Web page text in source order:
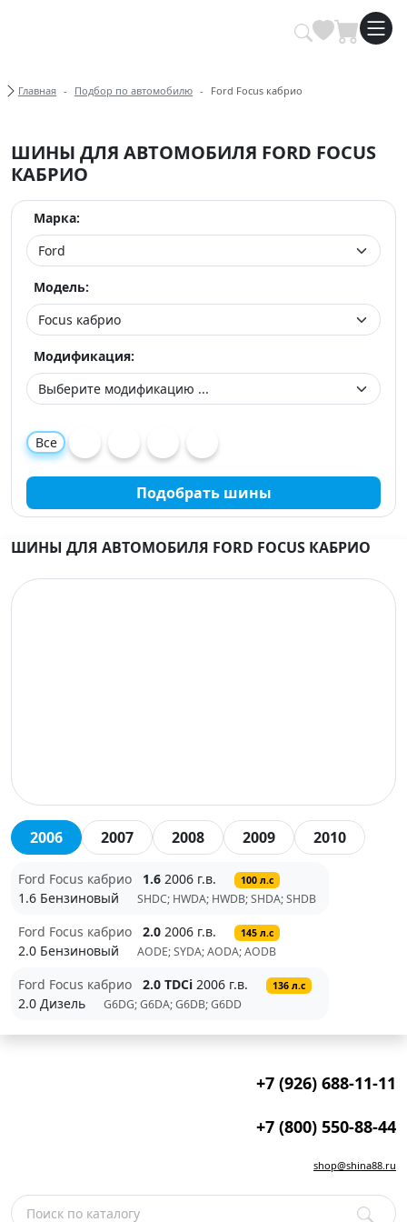
Купить автомобильные шины
Хлебные крошки
Главная Подбор по автомобилю Ford Focus кабрио
ШИНЫ ДЛЯ АВТОМОБИЛЯ FORD FOCUS
КАБРИО
Марка:
Модель:
Модификация:
Все
Подобрать шины
ШИНЫ ДЛЯ АВТОМОБИЛЯ FORD FOCUS КАБРИО
2006 2007 2008 2009 2010
Ford Focus кабрио 1.6 2006 г.в. 100 л.с
1.6 Бензиновый SHDC; HWDA; HWDB; SHDA; SHDB
Ford Focus кабрио 2.0 2006 г.в. 145 л.с
2.0 Бензиновый AODE; SYDA; AODA; AODB
Ford Focus кабрио 2.0 TDCi 2006 г.в. 136 л.с
2.0 Дизель G6DG; G6DA; G6DB; G6DD
+7 (926) 688-11-11
+7 (800) 550-88-44
shop@shina88.ru